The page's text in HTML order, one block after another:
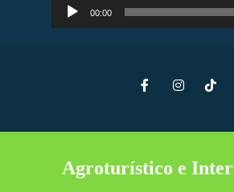
00:00
Agroturístico e